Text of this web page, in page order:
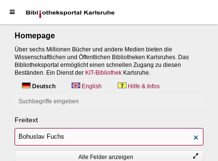
Homepage
Über sechs Millionen Bücher und andere Medien bieten die
Wissenschaftlichen und Öffentlichen Bibliotheken Karlsruhes. Das
Bibliotheksportal ermöglicht einen schnellen Zugang zu diesen
Beständen. Ein Dienst der KIT-Bibliothek Karlsruhe.
Deutsch
English Hilfe & Infos
Suchbegriffe eingeben
Freitext
Alle Felder anzeigen